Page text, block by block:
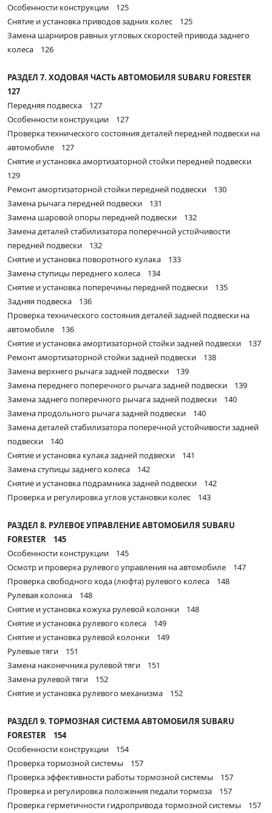
Особенности конструкции 125
Снятие и установка приводов задних колес 125
Замена шарниров равных угловых скоростей привода заднего
колеса 126
РАЗДЕЛ 7. ХОДОВАЯ ЧАСТЬ АВТОМОБИЛЯ SUBARU FORESTER
127
Передняя подвеска 127
Особенности конструкции 127
Проверка технического состояния деталей передней подвески на
автомобиле 127
Снятие и установка амортизаторной стойки передней подвески
129
Ремонт амортизаторной стойки передней подвески 130
Замена рычага передней подвески 131
Замена шаровой опоры передней подвески 132
Замена деталей стабилизатора поперечной устойчивости
передней подвески 132
Снятие и установка поворотного кулака 133
Замена ступицы переднего колеса 134
Снятие и установка поперечины передней подвески 135
Задняя подвеска 136
Проверка технического состояния деталей задней подвески на
автомобиле 136
Снятие и установка амортизаторной стойки задней подвески 137
Ремонт амортизаторной стойки задней подвески 138
Замена верхнего рычага задней подвески 139
Замена переднего поперечного рычага задней подвески 139
Замена заднего поперечного рычага задней подвески 140
Замена продольного рычага задней подвески 140
Замена деталей стабилизатора поперечной устойчивости задней
подвески 140
Снятие и установка кулака задней подвески 141
Замена ступицы заднего колеса 142
Снятие и установка подрамника задней подвески 142
Проверка и регулировка углов установки колес 143
РАЗДЕЛ 8. РУЛЕВОЕ УПРАВЛЕНИЕ АВТОМОБИЛЯ SUBARU
FORESTER 145
Особенности конструкции 145
Осмотр и проверка рулевого управления на автомобиле 147
Проверка свободного хода (люфта) рулевого колеса 148
Рулевая колонка 148
Снятие и установка кожуха рулевой колонки 148
Снятие и установка рулевого колеса 149
Снятие и установка рулевой колонки 149
Рулевые тяги 151
Замена наконечника рулевой тяги 151
Замена рулевой тяги 152
Снятие и установка рулевого механизма 152
РАЗДЕЛ 9. ТОРМОЗНАЯ СИСТЕМА АВТОМОБИЛЯ SUBARU
FORESTER 154
Особенности конструкции 154
Проверка тормозной системы 157
Проверка эффективности работы тормозной системы 157
Проверка и регулировка положения педали тормоза 157
Проверка герметичности гидропривода тормозной системы 157